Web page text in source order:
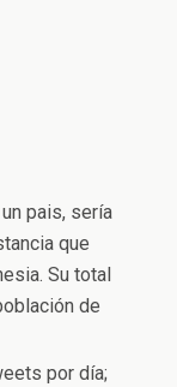
pais, sería
que
Su total
de
por día;